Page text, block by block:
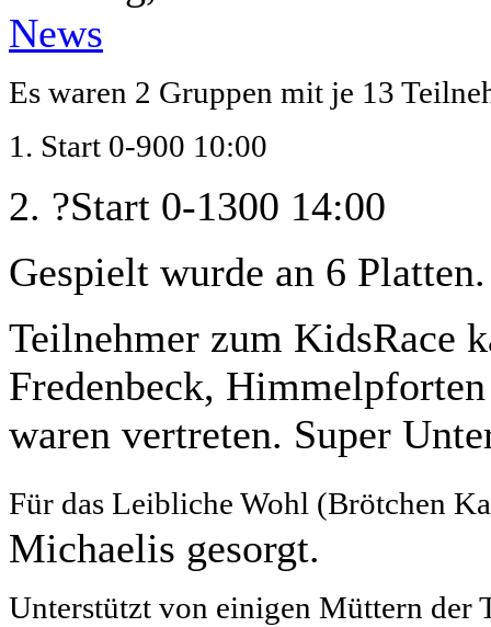
News
Es waren 2 Gruppen mit je 13
1. Start 0-900 10:00
2. ?Start 0-1300 14:00
Gespielt wurde an 6 Platten.
Teilnehmer zum KidsRace
Fredenbeck,
waren vertreten. Super
Für das Leibliche Wohl (Brötchen
Michaelis gesorgt.
Unterstützt von einigen Müttern der